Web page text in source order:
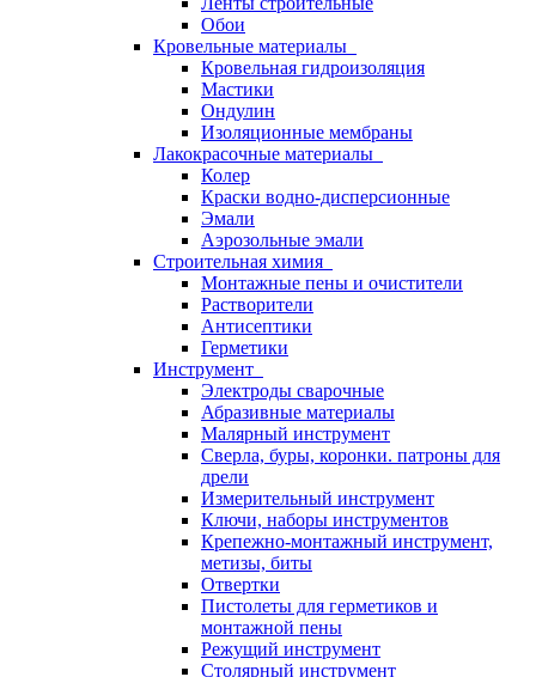
Обои
Кровельные материалы
Кровельная гидроизоляция
Мастики
Ондулин
Изоляционные мембраны
Лакокрасочные материалы
Колер
Краски водно-дисперсионные
Эмали
Аэрозольные эмали
Строительная химия
Монтажные пены и очистители
Растворители
Антисептики
Герметики
Инструмент
Электроды сварочные
Абразивные материалы
Малярный инструмент
Сверла, буры, коронки. патроны для
дрели
Измерительный инструмент
Ключи, наборы инструментов
Крепежно-монтажный инструмент,
метизы, биты
Отвертки
Пистолеты для герметиков и
монтажной пены
Режущий инструмент
Столярный инструмент